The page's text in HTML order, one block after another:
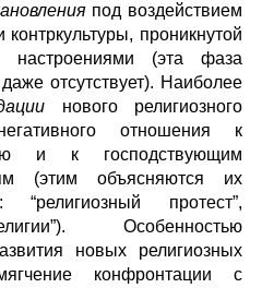
под воздействием
контркультуры, проникнутой
настроениями (эта фаза
отсутствует). Наиболее
нового религиозного
отношения к
и к господствующим
(этим объясняются их
“религиозный протест”,
Особенностью
новых религиозных
конфронтации с